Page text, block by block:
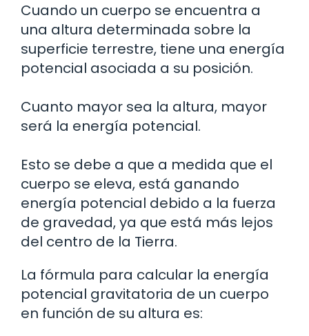
Cuando un cuerpo se encuentra a
una altura determinada sobre la
superficie terrestre, tiene una energía
potencial asociada a su posición.
Cuanto mayor sea la altura, mayor
será la energía potencial.
Esto se debe a que a medida que el
cuerpo se eleva, está ganando
energía potencial debido a la fuerza
de gravedad, ya que está más lejos
del centro de la Tierra.
La fórmula para calcular la energía
potencial gravitatoria de un cuerpo
en función de su altura es: